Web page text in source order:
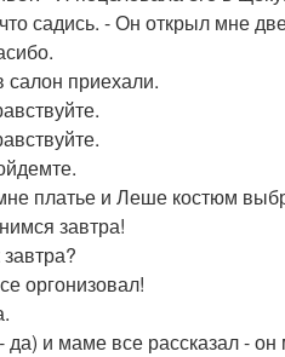
садись. - Он открыл мне
приехали.
платье и Леше костюм
завтра!
оргонизовал!
да) и маме все рассказал -